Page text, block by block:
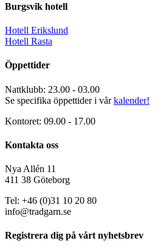
Burgsvik hotell
Hotell Erikslund
Hotell Rasta
Öppettider
Nattklubb: 23.00 - 03.00
Se specifika öppettider i vårkalender!
Kontoret: 09.00 - 17.00
Kontakta oss
Nya Allén 11
411 38 Göteborg
Tel: +46 (0)31 10 20 80
info@tradgarn.se
Registrera dig på vårt nyhetsbrev